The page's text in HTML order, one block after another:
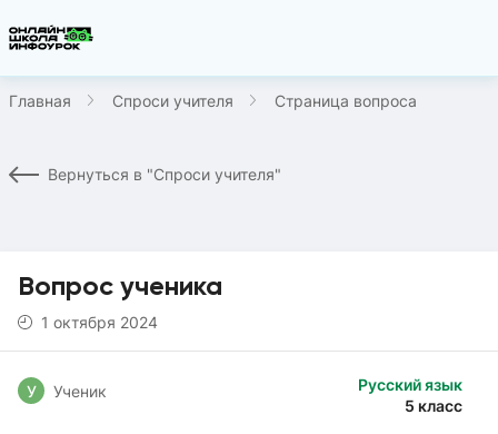
Главная Спроси учителя Страница вопроса
Вернуться в "Спроси учителя"
Вопрос ученика
1 октября 2024
Русский язык
5 класс
У Ученик